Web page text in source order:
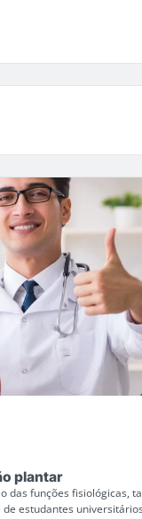
plantar
das funções fisiológicas,
estudantes